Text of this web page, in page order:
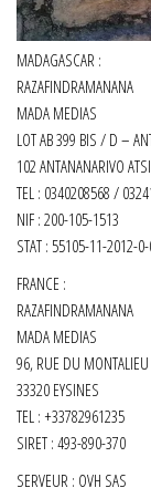
MADAGASCAR :
RAZAFINDRAMANANA
MADA MEDIAS
LOT AB 399 BIS / D –
102 ANTANANARIVO
TEL : 0340208568 /
NIF : 200-105-1513
STAT : 55105-11-2012-
FRANCE :
RAZAFINDRAMANANA
MADA MEDIAS
96, RUE DU
33320 EYSINES
TEL : +33782961235
SIRET : 493-890-370
SERVEUR : OVH SAS